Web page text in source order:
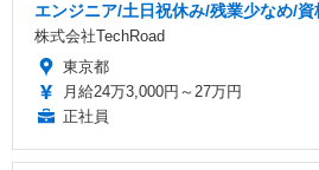
エンジニア/土日祝休み/残業少なめ/
株式会社TechRoad
東京都
月給24万3,000円～27万円
正社員